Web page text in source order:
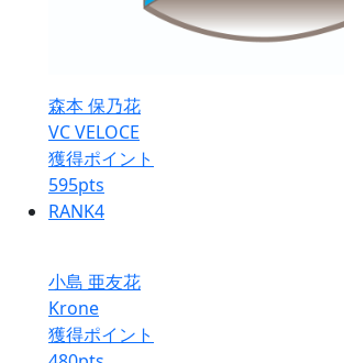
森本 保乃花
VC VELOCE
獲得ポイント
595pts
RANK4
小島 亜友花
Krone
獲得ポイント